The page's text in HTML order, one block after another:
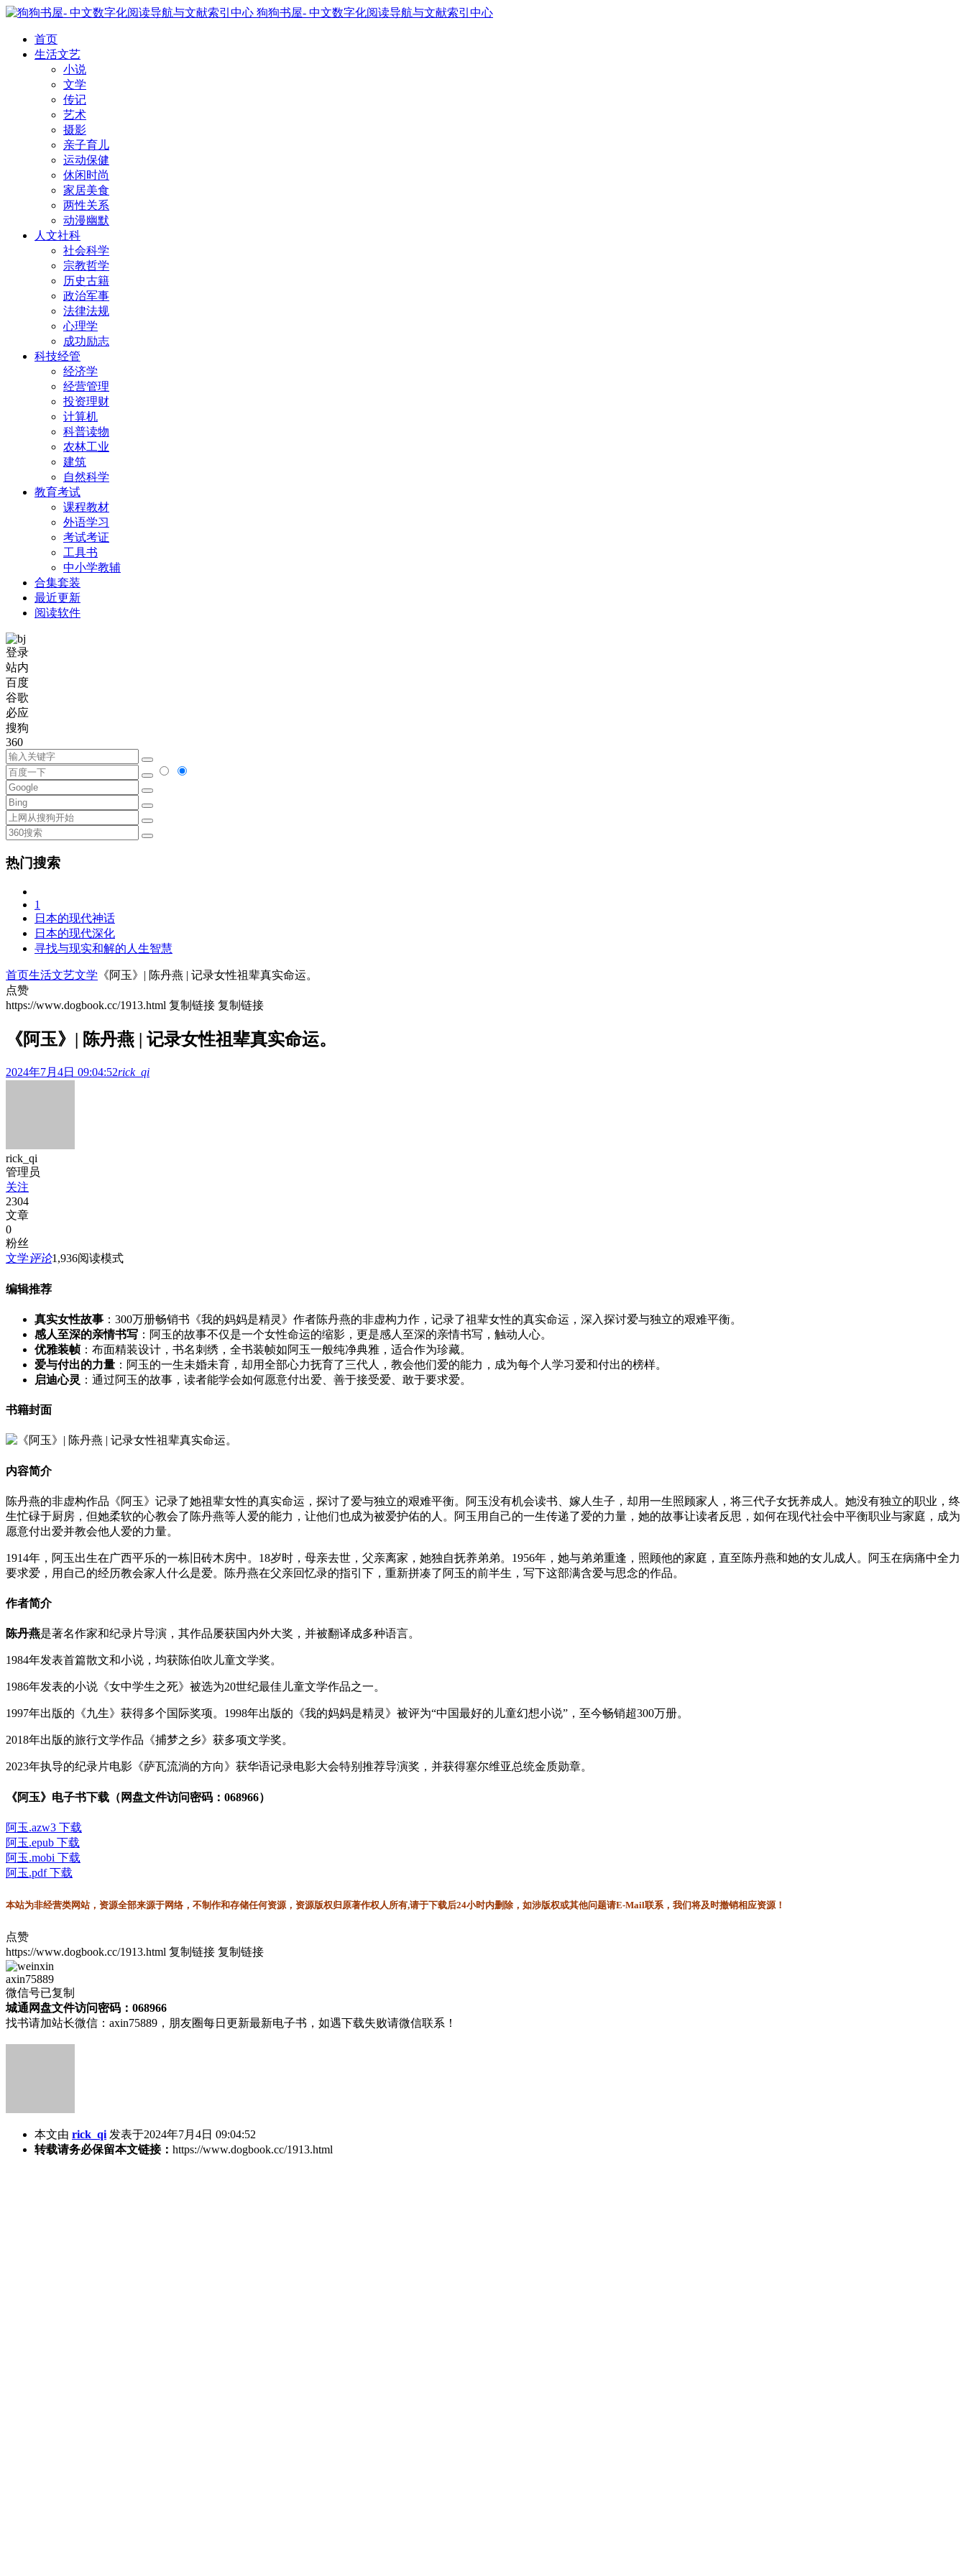
狗狗书屋- 中文数字化阅读导航与文献索引中心
首页
生活文艺
小说
文学
传记
艺术
摄影
亲子育儿
运动保健
休闲时尚
家居美食
两性关系
动漫幽默
人文社科
社会科学
宗教哲学
历史古籍
政治军事
法律法规
心理学
成功励志
科技经管
经济学
经营管理
投资理财
计算机
科普读物
农林工业
建筑
自然科学
教育考试
课程教材
外语学习
考试考证
工具书
中小学教辅
合集套装
最近更新
阅读软件
登录
站内
百度
谷歌
必应
搜狗
360
热门搜索
1
日本的现代神话
日本的现代深化
寻找与现实和解的人生智慧
首页生活文艺文学 《阿玉》| 陈丹燕 | 记录女性祖辈真实命运。
点赞
https://www.dogbook.cc/1913.html 复制链接 复制链接
《阿玉》| 陈丹燕 | 记录女性祖辈真实命运。
2024年7月4日 09:04:52rick_qi
rick_qi
管理员
关注
2304
文章
0
粉丝
文学评论1,936阅读模式
编辑推荐
真实女性故事 ：300万册畅销书《我的妈妈是精灵》作者陈丹燕的非虚构力作，记录了祖辈女性的真实命运，深入探讨爱与独立的艰难平衡。
感人至深的亲情书写 ：阿玉的故事不仅是一个女性命运的缩影，更是感人至深的亲情书写，触动人心。
优雅装帧：布面精装设计，书名刺绣，全书装帧如阿玉一般纯净典雅，适合作为珍藏。
爱与付出的力量 ：阿玉的一生未婚未育，却用全部心力抚育了三代人，教会他们爱的能力，成为每个人学习爱和付出的榜样。
启迪心灵 ：通过阿玉的故事，读者能学会如何愿意付出爱、善于接受爱、敢于要求爱。
书籍封面
内容简介
陈丹燕的非虚构作品《阿玉》记录了她祖辈女性的真实命运，探讨了爱与独立的艰难平衡。阿玉没有机会读书、嫁人生子，却用一生照顾家人，将三代子女抚养成人。她没有独立的职业，终
生忙碌于厨房，但她柔软的心教会了陈丹燕等人爱的能力，让他们也成为被爱护佑的人。阿玉用自己的一生传递了爱的力量，她的故事让读者反思，如何在现代社会中平衡职业与家庭，成为
愿意付出爱并教会他人爱的力量。
1914年，阿玉出生在广西平乐的一栋旧砖木房中。18岁时，母亲去世，父亲离家，她独自抚养弟弟。1956年，她与弟弟重逢，照顾他的家庭，直至陈丹燕和她的女儿成人。阿玉在病痛中全力
要求爱，用自己的经历教会家人什么是爱。陈丹燕在父亲回忆录的指引下，重新拼凑了阿玉的前半生，写下这部满含爱与思念的作品。
作者简介
陈丹燕是著名作家和纪录片导演，其作品屡获国内外大奖，并被翻译成多种语言。
1984年发表首篇散文和小说，均获陈伯吹儿童文学奖。
1986年发表的小说《女中学生之死》被选为20世纪最佳儿童文学作品之一。
1997年出版的《九生》获得多个国际奖项。1998年出版的《我的妈妈是精灵》被评为“中国最好的儿童幻想小说”，至今畅销超300万册。
2018年出版的旅行文学作品《捕梦之乡》获多项文学奖。
2023年执导的纪录片电影《萨瓦流淌的方向》获华语记录电影大会特别推荐导演奖，并获得塞尔维亚总统金质勋章。
《阿玉》电子书下载（网盘文件访问密码：068966）
阿玉.azw3 下载
阿玉.epub 下载
阿玉.mobi 下载
阿玉.pdf 下载
本站为非经营类网站，资源全部来源于网络，不制作和存储任何资源，资源版权归原著作权人所有,请于下载后24小时内删除，如涉版权或其他问题请E-Mail联系，我们将及时撤销相应资源！
点赞
https://www.dogbook.cc/1913.html 复制链接 复制链接
axin75889
微信号已复制
城通网盘文件访问密码：068966
找书请加站长微信：axin75889，朋友圈每日更新最新电子书，如遇下载失败请微信联系！
本文由 rick_qi 发表于2024年7月4日 09:04:52
转载请务必保留本文链接： https://www.dogbook.cc/1913.html